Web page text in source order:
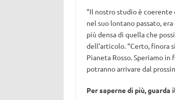
“Il nostro studio è
nel suo lontano passato,
più densa di quella che
dell’articolo. “Certo, finora
Pianeta Rosso. Speriamo
potranno arrivare dal
Per saperne di più, guarda